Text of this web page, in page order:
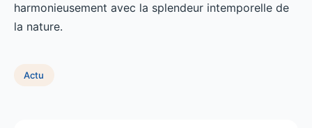
harmonieusement avec la splendeur intemporelle de
la nature.
Actu